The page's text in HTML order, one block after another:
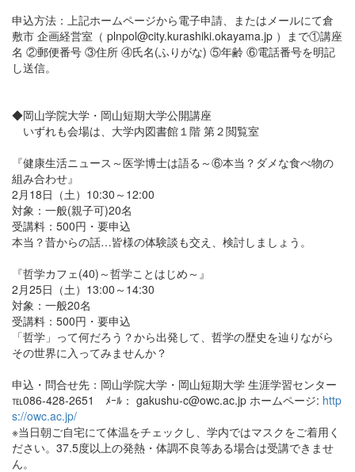
申込方法：上記ホームページから電子申請、またはメールにて倉
敷市 企画経営室（ plnpol@city.kurashiki.okayama.jp ）まで①講座
名 ②郵便番号 ③住所 ④氏名(ふりがな) ⑤年齢 ⑥電話番号を明記
し送信。
◆岡山学院大学・岡山短期大学公開講座
いずれも会場は、大学内図書館１階 第２閲覧室
『健康生活ニュース～医学博士は語る～⑥本当？ダメな食べ物の
組み合わせ』
2月18日（土）10:30～12:00
対象：一般(親子可)20名
受講料：500円・要申込
本当？昔からの話…皆様の体験談も交え、検討しましょう。
『哲学カフェ(40)～哲学ことはじめ～』
2月25日（土）13:00～14:30
対象：一般20名
受講料：500円・要申込
「哲学」って何だろう？から出発して、哲学の歴史を辿りながら
その世界に入ってみませんか？
申込・問合せ先：岡山学院大学・岡山短期大学 生涯学習センター
℡086-428-2651 ﾒｰﾙ： gakushu-c@owc.ac.jp ホームページ: http
s://owc.ac.jp/
※当日朝ご自宅にて体温をチェックし、学内ではマスクをご着用く
ださい。37.5度以上の発熱・体調不良等ある場合は受講できませ
ん。